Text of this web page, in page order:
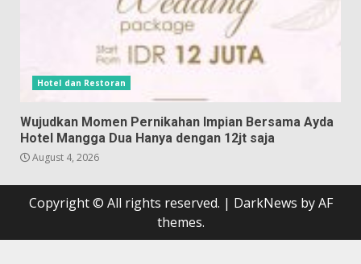
Hotel dan Restoran
Wujudkan Momen Pernikahan Impian Bersama Ayda
Hotel Mangga Dua Hanya dengan 12jt saja
August 4, 2026
Copyright © All rights reserved. | DarkNews by AF
themes.